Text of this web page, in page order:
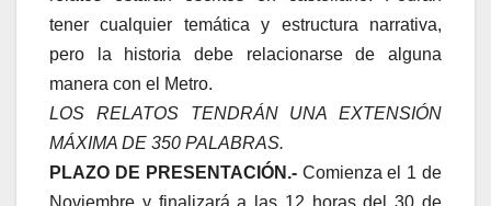
tener cualquier temática y estructura narrativa,
pero la historia debe relacionarse de alguna
manera con el Metro.
LOS RELATOS TENDRÁN UNA EXTENSIÓN
MÁXIMA DE 350 PALABRAS.
PLAZO DE PRESENTACIÓN.- Comienza el 1 de